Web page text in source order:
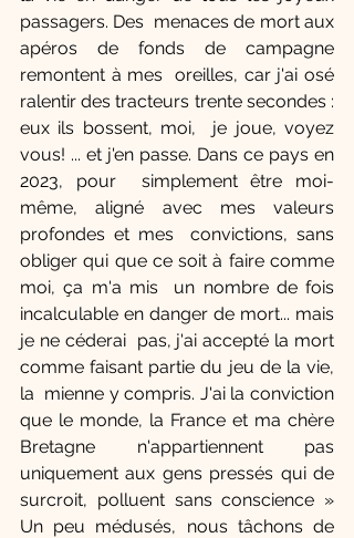
passagers. Des  menaces de mort aux
apéros de fonds de campagne
remontent à mes  oreilles, car j'ai osé
ralentir des tracteurs trente secondes :
eux ils bossent, moi,  je joue, voyez
vous! ... et j'en passe. Dans ce pays en
2023, pour  simplement être moi-
même, aligné avec mes valeurs
profondes et mes  convictions, sans
obliger qui que ce soit à faire comme
moi, ça m'a mis  un nombre de fois
incalculable en danger de mort... mais
je ne céderai  pas, j'ai accepté la mort
comme faisant partie du jeu de la vie,
la  mienne y compris. J'ai la conviction
que le monde, la France et ma chère
Bretagne n'appartiennent pas
uniquement aux gens pressés qui de
surcroit, polluent sans conscience »
Un peu médusés, nous tâchons de